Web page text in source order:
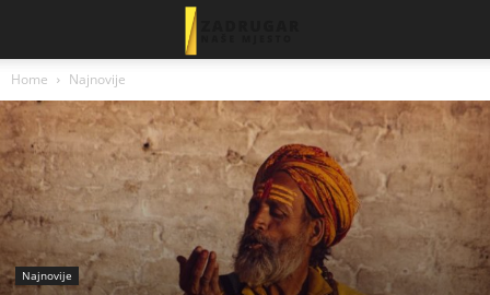
Home Najnovije
Najnovije